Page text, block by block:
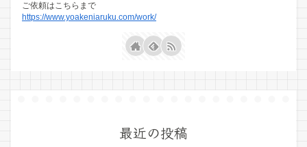
ご依頼はこちらまで
https://www.yoakeniaruku.com/work/
最近の投稿